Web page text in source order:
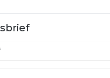
de